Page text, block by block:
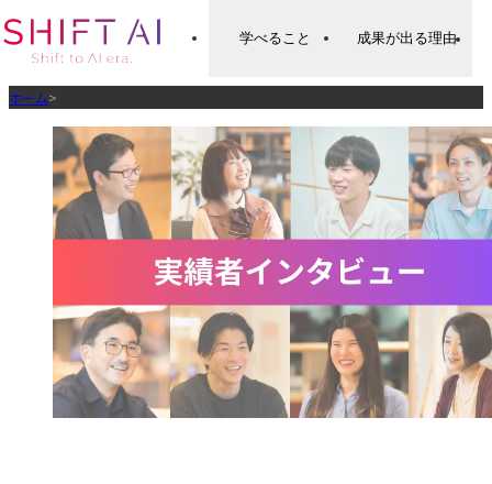
学べること 成果が出る理由
ホーム>
実績者インタ